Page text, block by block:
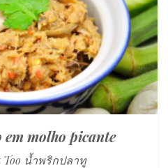
molho picante
Too น้ำพริกปลาทู